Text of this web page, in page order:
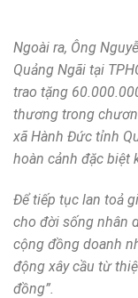
Ngoài ra, Ông
Quảng Ngãi tại
trao tặng
thương trong
xã Hành Đức tỉnh
hoàn cảnh đặc biệt
Để tiếp tục lan toả
cho đời sống nhân
cộng đồng doanh
động xây cầu từ
đồng”.